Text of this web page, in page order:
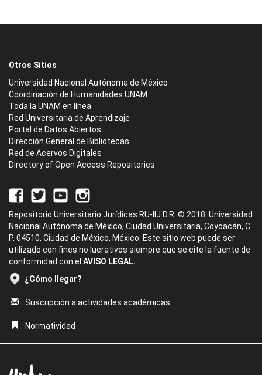
Otros Sitios
Universidad Nacional Autónoma de México
Coordinación de Humanidades UNAM
Toda la UNAM en línea
Red Universitaria de Aprendizaje
Portal de Datos Abiertos
Dirección General de Bibliotecas
Red de Acervos Digitales
Directory of Open Access Repositories
Repositorio Universitario Jurídicas RU-IIJ D.R. © 2018. Universidad
Nacional Autónoma de México, Ciudad Universitaria, Coyoacán, C.
P. 04510, Ciudad de México, México. Este sitio web puede ser
utilizado con fines no lucrativos siempre que se cite la fuente de
conformidad con el AVISO LEGAL.
¿Cómo llegar?
Suscripción a actividades académicas
Normatividad